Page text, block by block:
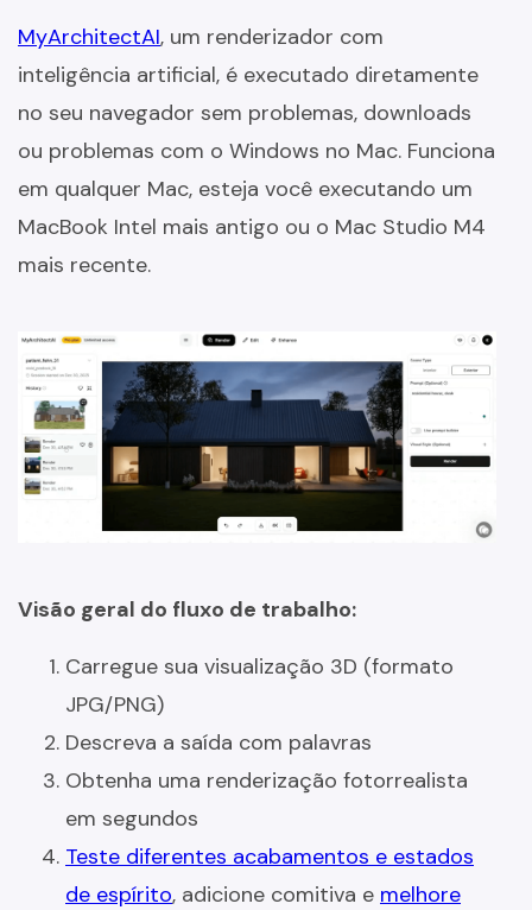
MyArchitectAI, um renderizador com
inteligência artificial, é executado diretamente
no seu navegador sem problemas, downloads
ou problemas com o Windows no Mac. Funciona
em qualquer Mac, esteja você executando um
MacBook Intel mais antigo ou o Mac Studio M4
mais recente.
Visão geral do fluxo de trabalho:
Carregue sua visualização 3D (formato
JPG/PNG)
Descreva a saída com palavras
Obtenha uma renderização fotorrealista
em segundos
Teste diferentes acabamentos e estados
de espírito, adicione comitiva e melhore